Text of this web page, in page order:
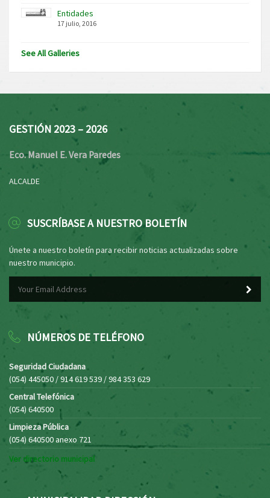
Entidades
17 julio, 2016
See All Galleries
GESTIÓN 2023 – 2026
Eco. Manuel E. Vera Paredes
ALCALDE
SUSCRÍBASE A NUESTRO BOLETÍN
Únete a nuestro boletín para recibir noticias actualizadas sobre
nuestro municipio.
NÚMEROS DE TELÉFONO
Seguridad Ciudadana
(054) 445050 / 914 619 539 / 984 353 629
Central Telefónica
(054) 640500
Limpieza Pública
(054) 640500 anexo 721
Ver directorio municipal